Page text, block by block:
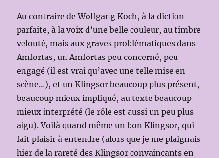
Au contraire de Wolfgang Koch, à la diction
parfaite, à la voix d’une belle couleur, au timbre
velouté, mais aux graves problématiques dans
Amfortas, un Amfortas peu concerné, peu
engagé (il est vrai qu’avec une telle mise en
scène…), et un Klingsor beaucoup plus présent,
beaucoup mieux impliqué, au texte beaucoup
mieux interprété (le rôle est aussi un peu plus
aigu). Voilà quand même un bon Klingsor, qui
fait plaisir à entendre (alors que je me plaignais
hier de la rareté des Klingsor convaincants en